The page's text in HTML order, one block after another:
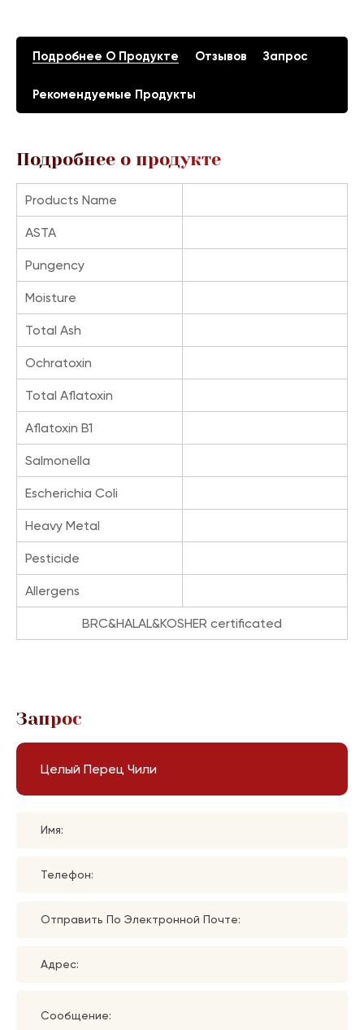
Подробнее О Продукте Отзывов Запрос
Рекомендуемые Продукты
Подробнее о продукте
Products Name
ASTA
Pungency
Moisture
Total Ash
Ochratoxin
Total Aflatoxin
Aflatoxin B1
Salmonella
Escherichia Coli
Heavy Metal
Pesticide
Allergens
BRC&HALAL&KOSHER certificated
Запрос
Целый Перец Чили
Имя:
Телефон:
Отправить По Электронной Почте:
Адрес:
Сообщение: